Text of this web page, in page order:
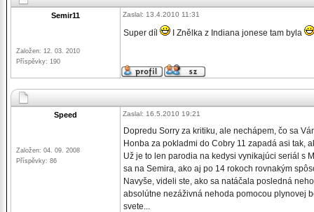
Semir11
Založen: 12. 03. 2010
Příspěvky: 190
Zaslal: 13.4.2010 11:31
Super díl I Znělka z Indiana jonese tam byla
Speed
Založen: 04. 09. 2008
Příspěvky: 86
Zaslal: 16.5.2010 19:21
Dopredu Sorry za kritiku, ale nechápem, čo sa
Honba za pokladmi do Cobry 11 zapadá asi tak,
Už je to len parodia na kedysi vynikajúci seriál s
sa na Semira, ako aj po 14 rokoch rovnakým
Navyše, videli ste, ako sa natáčala posledná
absolútne nezáživná nehoda pomocou plynovej
svete...